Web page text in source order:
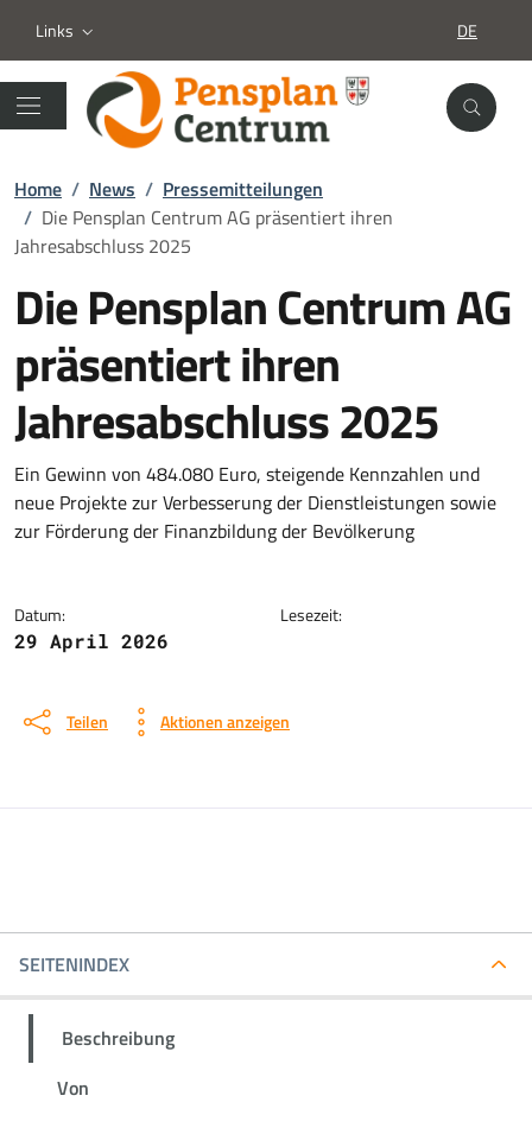
Links DE
Home / News / Pressemitteilungen
/ Die Pensplan Centrum AG präsentiert ihren
Jahresabschluss 2025
Die Pensplan Centrum AG
präsentiert ihren
Jahresabschluss 2025
Details zur News
Ein Gewinn von 484.080 Euro, steigende Kennzahlen und
neue Projekte zur Verbesserung der Dienstleistungen sowie
zur Förderung der Finanzbildung der Bevölkerung
Datum:
29 April 2026
Lesezeit:
Teilen Aktionen anzeigen
SEITENINDEX
Beschreibung
Von